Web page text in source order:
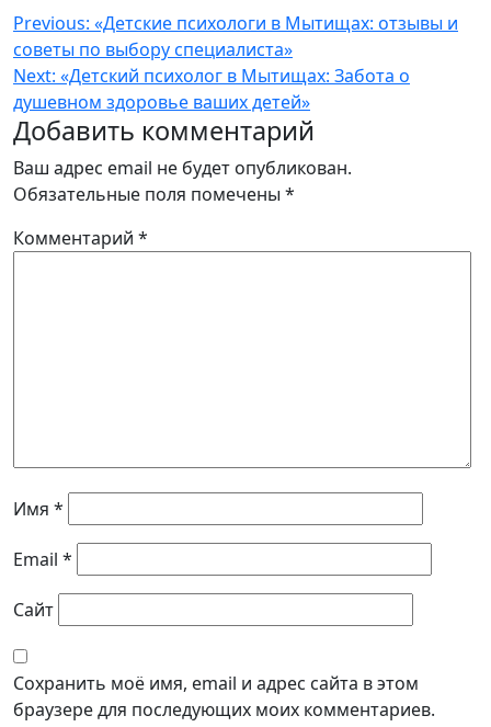
Навигация
по
записям
Previous: «Детские психологи в Мытищах: отзывы и
советы по выбору специалиста»
Next: «Детский психолог в Мытищах: Забота о
душевном здоровье ваших детей»
Добавить комментарий
Ваш адрес email не будет опубликован.
Обязательные поля помечены *
Комментарий *
Имя *
Email *
Сайт
Сохранить моё имя, email и адрес сайта в этом
браузере для последующих моих комментариев.